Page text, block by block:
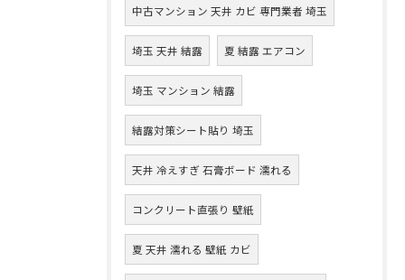
中古マンション 天井 カビ 専門業者 埼玉
埼玉 天井 結露 夏 結露 エアコン
埼玉 マンション 結露
結露対策シート貼り 埼玉
天井 冷えすぎ 石膏ボード 濡れる
コンクリート直張り 壁紙
夏 天井 濡れる 壁紙 カビ